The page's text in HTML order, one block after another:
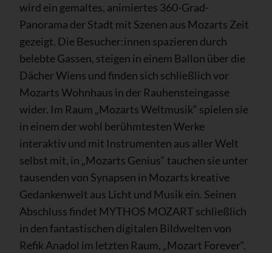
wird ein gemaltes, animiertes 360-Grad-
Panorama der Stadt mit Szenen aus Mozarts Zeit
gezeigt. Die Besucher:innen spazieren durch
belebte Gassen, steigen in einem Ballon über die
Dächer Wiens und finden sich schließlich vor
Mozarts Wohnhaus in der Rauhensteingasse
wider. Im Raum „Mozarts Weltmusik“ spielen sie
in einem der wohl berühmtesten Werke
interaktiv und mit Instrumenten aus aller Welt
selbst mit, in „Mozarts Genius“ tauchen sie unter
tausenden von Synapsen in Mozarts kreative
Gedankenwelt aus Licht und Musik ein. Seinen
Abschluss findet MYTHOS MOZART schließlich
in den fantastischen digitalen Bildwelten von
Refik Anadol im letzten Raum, „Mozart Forever“.